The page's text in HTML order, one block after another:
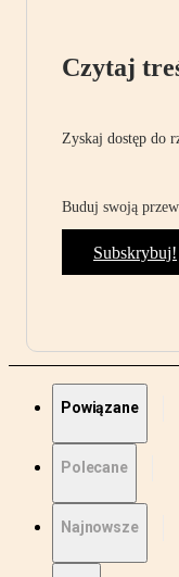
Czytaj
Zyskaj dostęp do
Buduj swoją
Subskrybuj!
Powiązane
Polecane
Najnowsze